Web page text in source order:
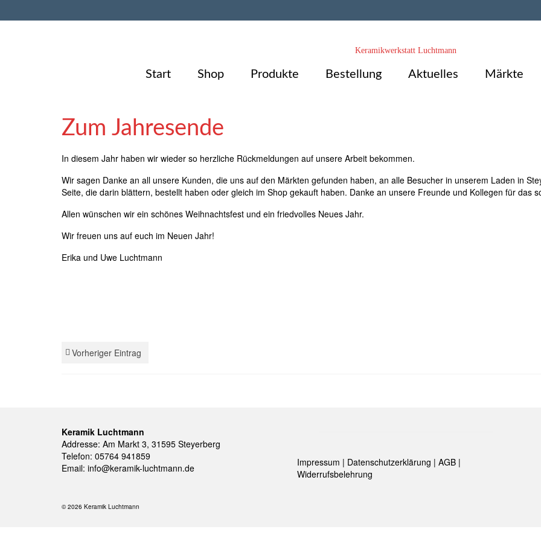
Keramikwerkstatt Luchtmann
Start Shop Produkte Bestellung Aktuelles Märkte
Zum Jahresende
In diesem Jahr haben wir wieder so herzliche Rückmeldungen auf unsere Arbeit bekommen.
Wir sagen Danke an all unsere Kunden, die uns auf den Märkten gefunden haben, an alle Besucher in unserem Laden in
Seite, die darin blättern, bestellt haben oder gleich im Shop gekauft haben. Danke an unsere Freunde und Kollegen für das
Allen wünschen wir ein schönes Weihnachtsfest und ein friedvolles Neues Jahr.
Wir freuen uns auf euch im Neuen Jahr!
Erika und Uwe Luchtmann
Vorheriger Eintrag
Keramik Luchtmann
Addresse: Am Markt 3, 31595 Steyerberg
Telefon: 05764 941859
Email: info@keramik-luchtmann.de Impressum | Datenschutzerklärung | AGB |
Widerrufsbelehrung
© 2026 Keramik Luchtmann